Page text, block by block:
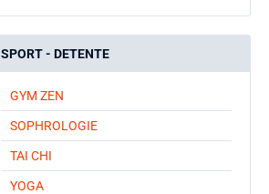
SPORT - DETENTE
GYM ZEN
SOPHROLOGIE
TAI CHI
YOGA